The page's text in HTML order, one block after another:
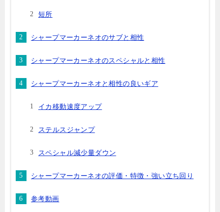
短所
シャープマーカーネオのサブと相性
シャープマーカーネオのスペシャルと相性
シャープマーカーネオと相性の良いギア
イカ移動速度アップ
ステルスジャンプ
スペシャル減少量ダウン
シャープマーカーネオの評価・特徴・強い立ち回り
参考動画